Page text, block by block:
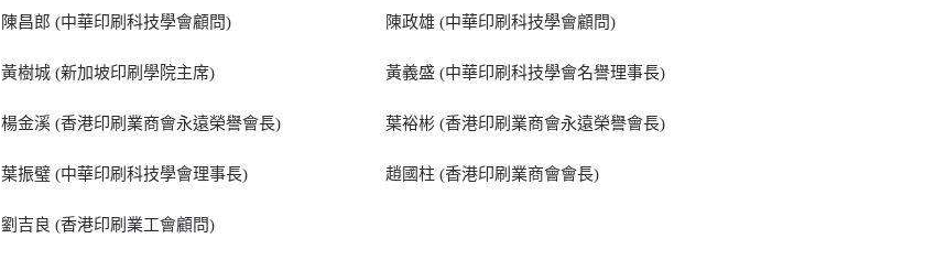
陳昌郎 (中華印刷科技學會顧問) 陳政雄 (中華印刷科技學會顧問)
黃樹城 (新加坡印刷學院主席) 黃義盛 (中華印刷科技學會名譽理事長)
楊金溪 (香港印刷業商會永遠榮譽會長) 葉裕彬 (香港印刷業商會永遠榮譽會長)
葉振璧 (中華印刷科技學會理事長) 趙國柱 (香港印刷業商會會長)
劉吉良 (香港印刷業工會顧問)